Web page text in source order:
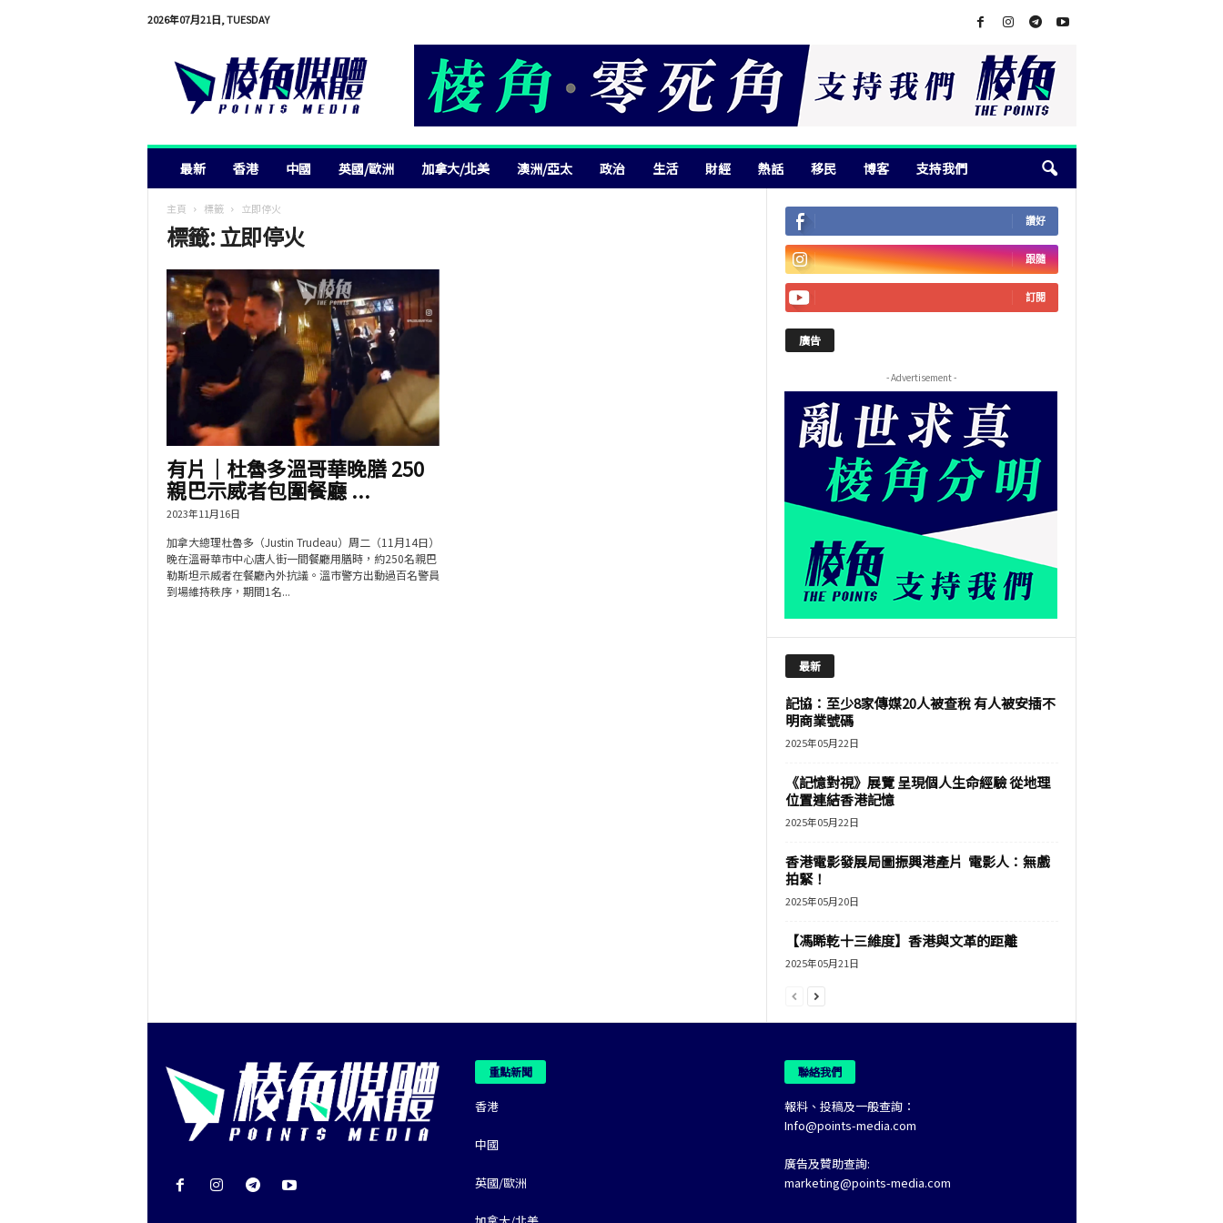
2026年07月21日, TUESDAY
最新 香港 中國 英國/歐洲 加拿大/北美 澳洲/亞太 政治 生活 財經 熱話 移民 博客 支持我們
主頁 標籤 立即停火
標籤: 立即停火
有片│杜魯多溫哥華晚膳 250
親巴示威者包圍餐廳 ...
2023年11月16日
加拿大總理杜魯多（Justin Trudeau）周二（11月14日）
晚在溫哥華市中心唐人街一間餐廳用膳時，約250名親巴
勒斯坦示威者在餐廳內外抗議。溫市警方出動過百名警員
到場維持秩序，期間1名...
讚好
跟隨
訂閱
廣告
- Advertisement -
最新
記協：至少8家傳媒20人被查稅 有人被安插不
明商業號碼
2025年05月22日
《記憶對視》展覽 呈現個人生命經驗 從地理
位置連結香港記憶
2025年05月22日
香港電影發展局圖振興港產片 電影人：無戲
拍緊！
2025年05月20日
【馮睎乾十三維度】香港與文革的距離
2025年05月21日
重點新聞
香港
中國
英國/歐洲
聯絡我們
報料、投稿及一般查詢：
Info@points-media.com
廣告及贊助查詢:
marketing@points-media.com